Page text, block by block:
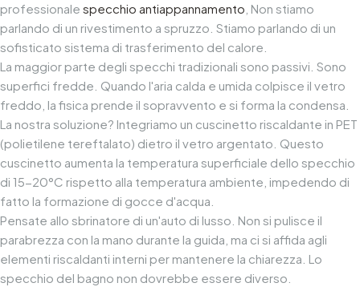
professionale specchio antiappannamento , Non stiamo
parlando di un rivestimento a spruzzo. Stiamo parlando di un
sofisticato sistema di trasferimento del calore.
La maggior parte degli specchi tradizionali sono passivi. Sono
superfici fredde. Quando l'aria calda e umida colpisce il vetro
freddo, la fisica prende il sopravvento e si forma la condensa.
La nostra soluzione? Integriamo un cuscinetto riscaldante in PET
(polietilene tereftalato) dietro il vetro argentato. Questo
cuscinetto aumenta la temperatura superficiale dello specchio
di 15-20°C rispetto alla temperatura ambiente, impedendo di
fatto la formazione di gocce d'acqua.
Pensate allo sbrinatore di un'auto di lusso. Non si pulisce il
parabrezza con la mano durante la guida, ma ci si affida agli
elementi riscaldanti interni per mantenere la chiarezza. Lo
specchio del bagno non dovrebbe essere diverso.